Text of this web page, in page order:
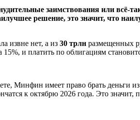
заимствования или всё-
решение, это значит, что
извне нет, а из 30 трлн размещенных
и платить по облигациям
Минфин имеет право брать деньги
к октябрю 2026 года. Это значит,